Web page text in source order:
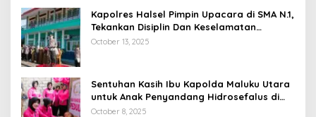
Kapolres Halsel Pimpin Upacara di SMA N.1,
Tekankan Disiplin Dan Keselamatan
Berkendara
October 13, 2025
Sentuhan Kasih Ibu Kapolda Maluku Utara
untuk Anak Penyandang Hidrosefalus di
Desa Babang
October 8, 2025